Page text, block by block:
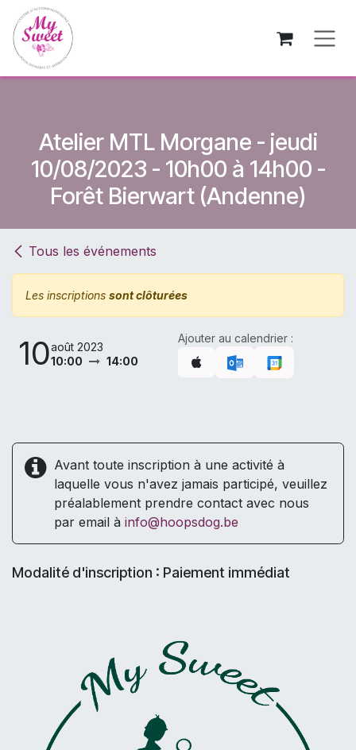
Se rendre au contenu
Atelier MTL Morgane - jeudi
10/08/2023 - 10h00 à 14h00 -
Forêt Bierwart (Andenne)
Tous les événements
Les inscriptions sont clôturées
10août 2023
10:00
14:00
Ajouter au calendrier :
Avant toute inscription à une activité à
laquelle vous n'avez jamais participé, veuillez
préalablement prendre contact avec nous
par email à info@hoopsdog.be
Modalité d'inscription : Paiement immédiat